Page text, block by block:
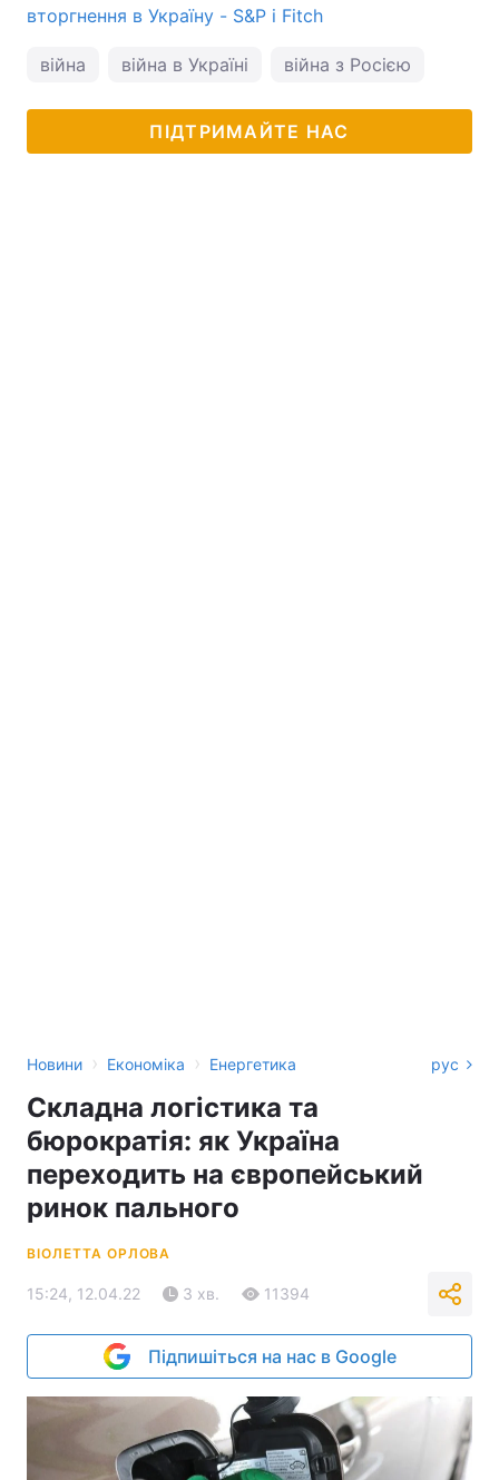
вторгнення в Україну - S&P і Fitch
війна війна в Україні війна з Росією
ПІДТРИМАЙТЕ НАС
Новини › Економіка › Енергетика рус
Складна логістика та
бюрократія: як Україна
переходить на європейський
ринок пального
ВІОЛЕТТА ОРЛОВА
15:24, 12.04.22 3 хв. 11394
Підпишіться на нас в Google